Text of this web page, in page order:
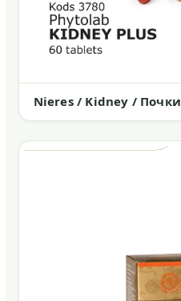
Nieres / Kidney / Почки